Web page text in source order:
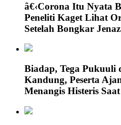
â€‹Corona Itu Nyata
Peneliti Kaget Lihat
Setelah Bongkar
Biadap, Tega Pukuuli
Kandung, Peserta
Menangis Histeris